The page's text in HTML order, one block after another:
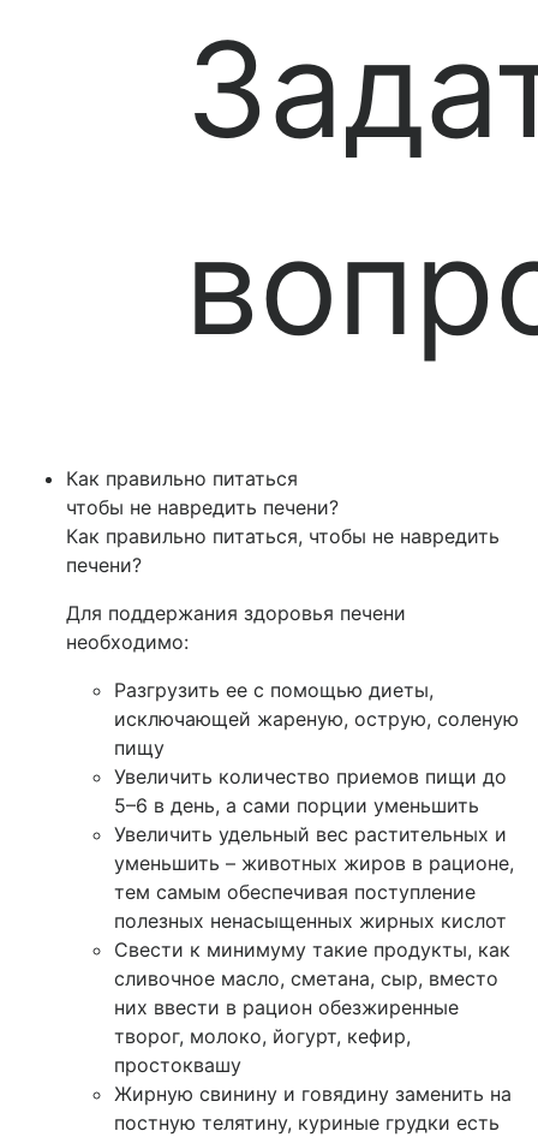
Как правильно питаться
чтобы не навредить печени?
Как правильно питаться, чтобы не навредить
печени?
Для поддержания здоровья печени
необходимо:
Разгрузить ее с помощью диеты,
исключающей жареную, острую, соленую
пищу
Увеличить количество приемов пищи до
5–6 в день, а сами порции уменьшить
Увеличить удельный вес растительных и
уменьшить – животных жиров в рационе,
тем самым обеспечивая поступление
полезных ненасыщенных жирных кислот
Свести к минимуму такие продукты, как
сливочное масло, сметана, сыр, вместо
них ввести в рацион обезжиренные
творог, молоко, йогурт, кефир,
простоквашу
Жирную свинину и говядину заменить на
постную телятину, куриные грудки есть